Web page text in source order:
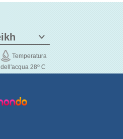
Temperatura
dell'acqua 28oC